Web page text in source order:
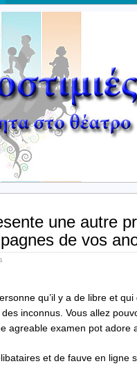
une autre
de vos
qu’il y a de libre et
inconnus. Vous allez
agreable examen pot adore
et de fauve en